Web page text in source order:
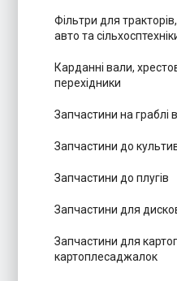
Фільтри для
авто та
Карданні вали,
перехідники
Запчастини на граблі
Запчастини до
Запчастини до плугів
Запчастини для
Запчастини для
картоплесаджалок